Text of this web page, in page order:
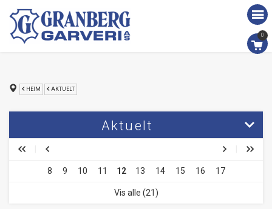
0
HEIM AKTUELT
Aktuelt
Vågendag-tilbod i fabrikkutsalget [utgått]
Varmtvatns-tanken frå 1980 går ut av historia.
8 9 10 11 12 13 14 15 16 17
Vis alle (21)